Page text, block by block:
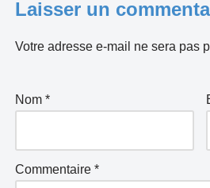
Laisser un
Votre adresse e-mail ne sera pas
Nom *
Commentaire *